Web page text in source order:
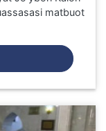
matbuot